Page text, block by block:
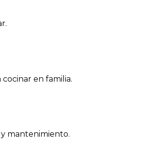
en familia.
mantenimiento.